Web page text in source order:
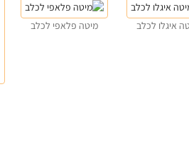
איגלו לכלב מיטה פלאפי לכלב